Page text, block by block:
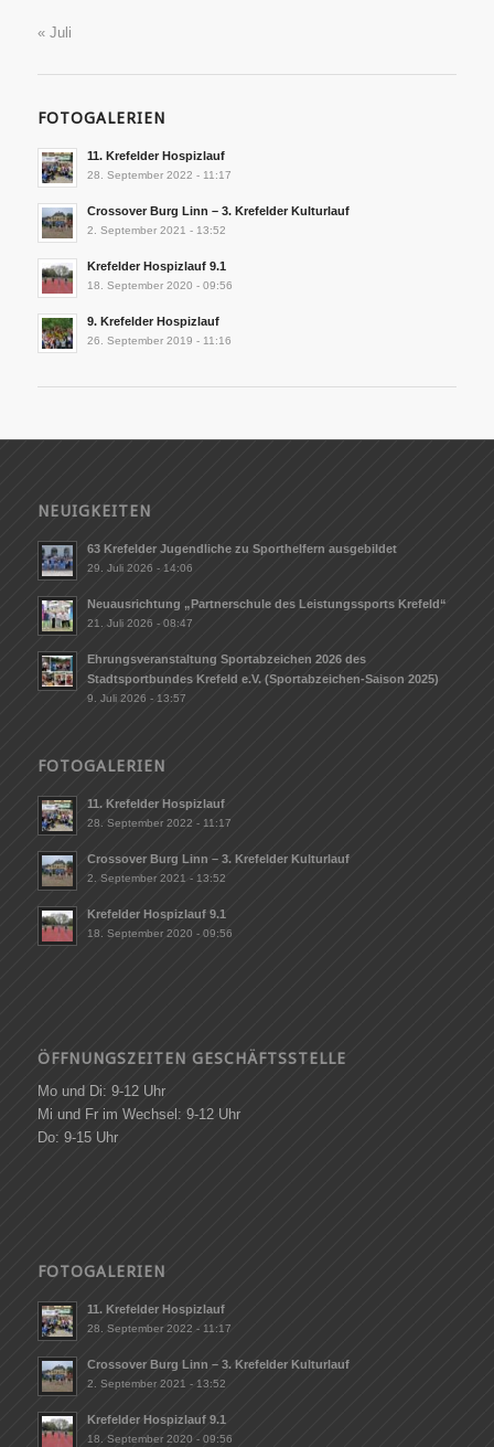
« Juli
FOTOGALERIEN
11. Krefelder Hospizlauf
28. September 2022 - 11:17
Crossover Burg Linn – 3. Krefelder Kulturlauf
2. September 2021 - 13:52
Krefelder Hospizlauf 9.1
18. September 2020 - 09:56
9. Krefelder Hospizlauf
26. September 2019 - 11:16
NEUIGKEITEN
63 Krefelder Jugendliche zu Sporthelfern ausgebildet
29. Juli 2026 - 14:06
Neuausrichtung „Partnerschule des Leistungssports Krefeld“
21. Juli 2026 - 08:47
Ehrungsveranstaltung Sportabzeichen 2026 des
Stadtsportbundes Krefeld e.V. (Sportabzeichen-Saison 2025)
9. Juli 2026 - 13:57
FOTOGALERIEN
11. Krefelder Hospizlauf
28. September 2022 - 11:17
Crossover Burg Linn – 3. Krefelder Kulturlauf
2. September 2021 - 13:52
Krefelder Hospizlauf 9.1
18. September 2020 - 09:56
ÖFFNUNGSZEITEN GESCHÄFTSSTELLE
Mo und Di: 9-12 Uhr
Mi und Fr im Wechsel: 9-12 Uhr
Do: 9-15 Uhr
FOTOGALERIEN
11. Krefelder Hospizlauf
28. September 2022 - 11:17
Crossover Burg Linn – 3. Krefelder Kulturlauf
2. September 2021 - 13:52
Krefelder Hospizlauf 9.1
18. September 2020 - 09:56